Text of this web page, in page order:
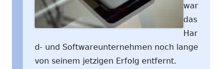
war
das
Har
d- und Softwareunternehmen noch lange
von seinem jetzigen Erfolg entfernt.